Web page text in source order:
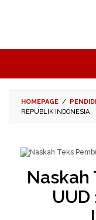
HOMEPAGE /
REPUBLIK INDONESIA
Naskah